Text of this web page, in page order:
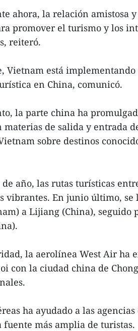
ahora, la relación amistosa
promover el turismo y los
reiteró.
Vietnam está implementando
en China, comunicó.
la parte china ha
materias de salida y entrada
sobre destinos
año, las rutas turísticas
vibrantes. En junio último,
a Lijiang (China),
la aerolínea West Air ha
con la ciudad china de
ha ayudado a las
fuente más amplia de turistas.